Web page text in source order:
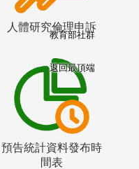
人體研究倫理申訴
預告統計資料發布時
間表
教育部社群
返回最頂端